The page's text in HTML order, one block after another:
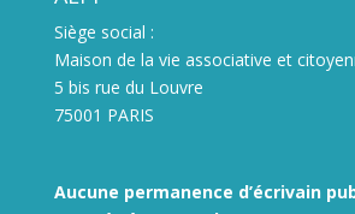
Siège social :
Maison de la vie associative et
5 bis rue du Louvre
75001 PARIS
Aucune permanence d’écrivain